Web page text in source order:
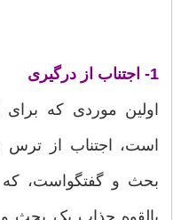
1- اجتناب از درگیری
اولین موردی که
است، اجتناب از
بحث و گفتگواست، که